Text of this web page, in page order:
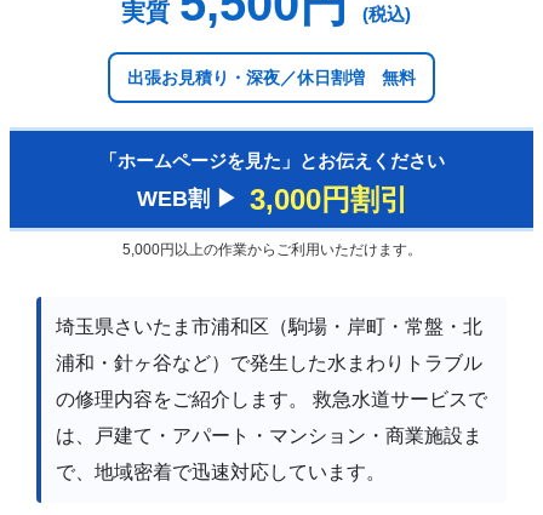
実質 (税込)
出張お見積り・深夜／休日割増 無料
「ホームページを見た」とお伝えください
WEB割 ▶︎ 3,000円割引
5,000円以上の作業からご利用いただけます。
埼玉県さいたま市浦和区（駒場・岸町・常盤・北
浦和・針ヶ谷など）で発生した水まわりトラブル
の修理内容をご紹介します。 救急水道サービスで
は、戸建て・アパート・マンション・商業施設ま
で、地域密着で迅速対応しています。